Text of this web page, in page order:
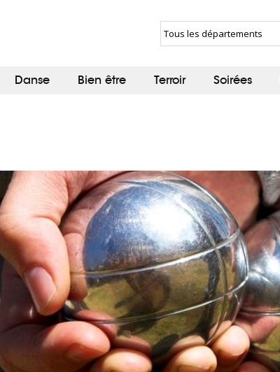
Danse Bien être Terroir Soirées